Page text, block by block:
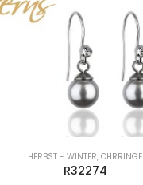
HERBST - WINTER, OHRRINGE
R32274